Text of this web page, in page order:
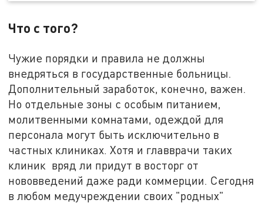
Что с того?
Чужие порядки и правила не должны
внедряться в государственные больницы.
Дополнительный заработок, конечно, важен.
Но отдельные зоны с особым питанием,
молитвенными комнатами, одеждой для
персонала могут быть исключительно в
частных клиниках. Хотя и главврачи таких
клиник вряд ли придут в восторг от
нововведений даже ради коммерции. Сегодня
в любом медучреждении своих "родных"